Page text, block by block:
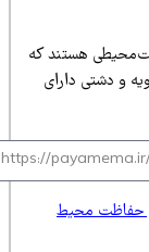
هستند که
دارای
محیط